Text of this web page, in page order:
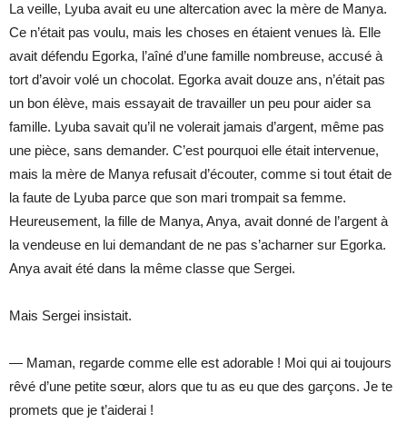
La veille, Lyuba avait eu une altercation avec la mère de Manya.
Ce n’était pas voulu, mais les choses en étaient venues là. Elle
avait défendu Egorka, l’aîné d’une famille nombreuse, accusé à
tort d’avoir volé un chocolat. Egorka avait douze ans, n’était pas
un bon élève, mais essayait de travailler un peu pour aider sa
famille. Lyuba savait qu’il ne volerait jamais d’argent, même pas
une pièce, sans demander. C’est pourquoi elle était intervenue,
mais la mère de Manya refusait d’écouter, comme si tout était de
la faute de Lyuba parce que son mari trompait sa femme.
Heureusement, la fille de Manya, Anya, avait donné de l’argent à
la vendeuse en lui demandant de ne pas s’acharner sur Egorka.
Anya avait été dans la même classe que Sergei.
Mais Sergei insistait.
— Maman, regarde comme elle est adorable ! Moi qui ai toujours
rêvé d’une petite sœur, alors que tu as eu que des garçons. Je te
promets que je t’aiderai !